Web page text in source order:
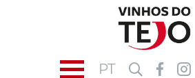
PT